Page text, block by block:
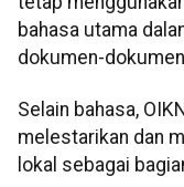
bahasa utama
dokumen-
Selain bahasa,
melestarikan dan
lokal sebagai